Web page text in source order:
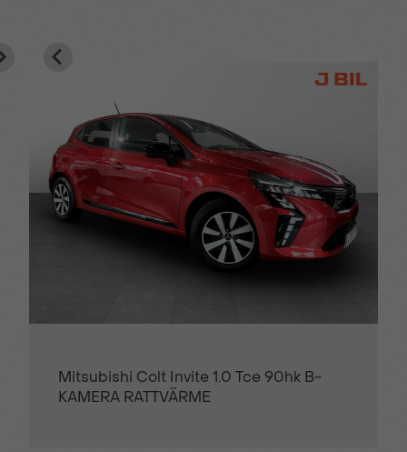
Mitsubishi Colt Invite 1.0 Tce 90hk B-
KAMERA RATTVÄRME